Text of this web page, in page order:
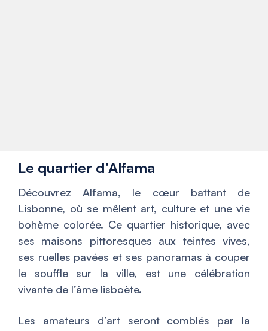
Le quartier d’Alfama
Découvrez Alfama, le cœur battant de
Lisbonne, où se mêlent art, culture et une vie
bohème colorée. Ce quartier historique, avec
ses maisons pittoresques aux teintes vives,
ses ruelles pavées et ses panoramas à couper
le souffle sur la ville, est une célébration
vivante de l’âme lisboète.
Les amateurs d’art seront comblés par la